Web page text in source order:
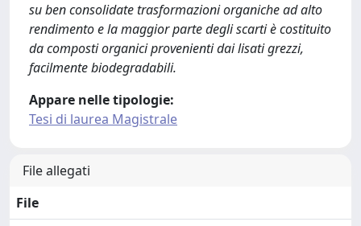
su ben consolidate trasformazioni organiche ad alto
rendimento e la maggior parte degli scarti è costituito
da composti organici provenienti dai lisati grezzi,
facilmente biodegradabili.
Appare nelle tipologie:
Tesi di laurea Magistrale
File allegati
File